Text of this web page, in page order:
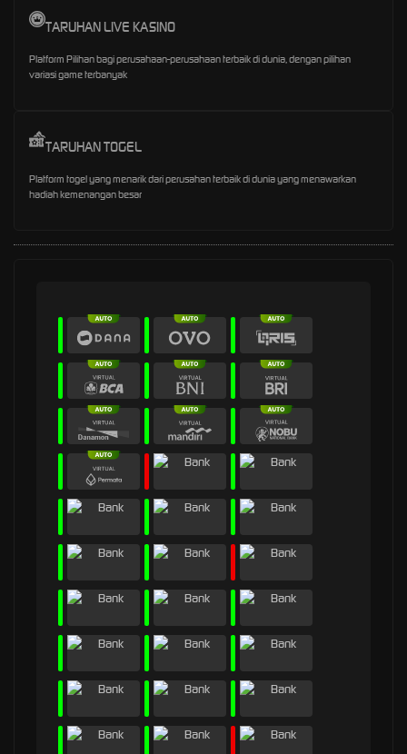
TARUHAN LIVE KASINO
Platform Pilihan bagi perusahaan-perusahaan terbaik di dunia, dengan pilihan
variasi game terbanyak
TARUHAN TOGEL
Platform togel yang menarik dari perusahan terbaik di dunia yang menawarkan
hadiah kemenangan besar